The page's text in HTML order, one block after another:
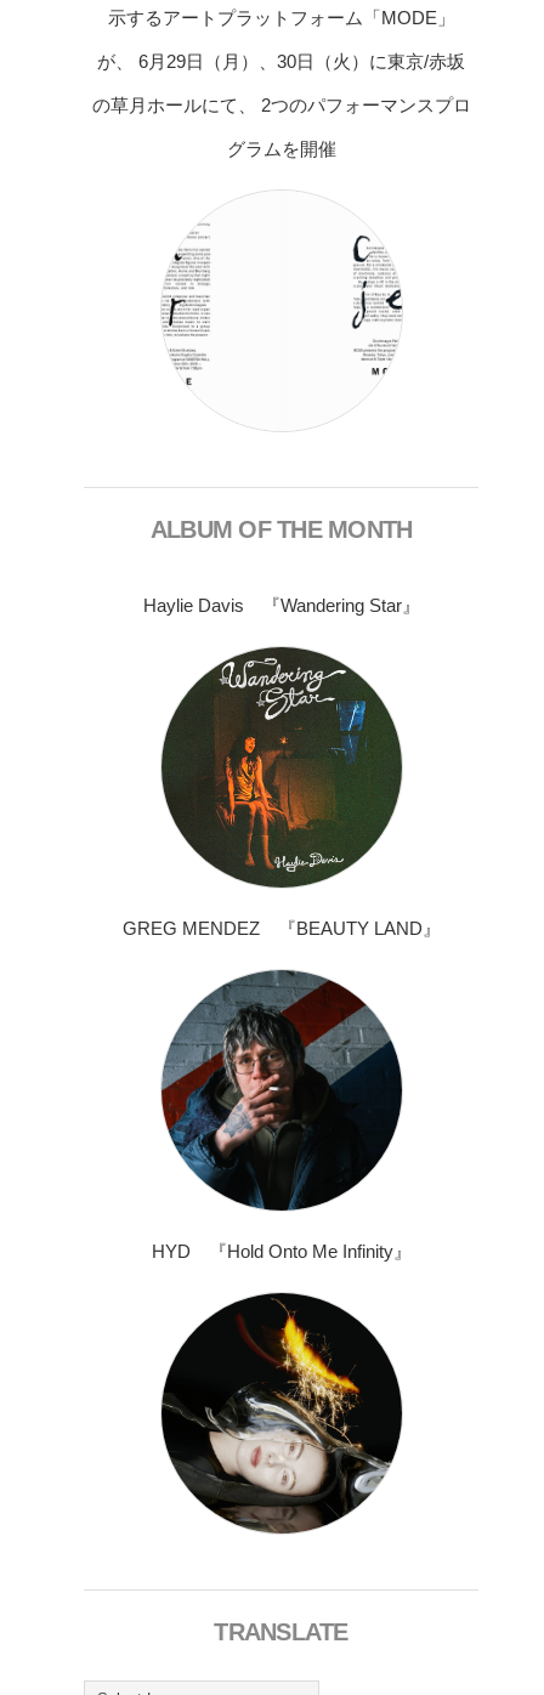
示するアートプラットフォーム「MODE」
が、 6月29日（月）、30日（火）に東京/赤坂
の草月ホールにて、 2つのパフォーマンスプロ
グラムを開催
ALBUM OF THE MONTH
Haylie Davis 『Wandering Star』
GREG MENDEZ 『BEAUTY LAND』
HYD 『Hold Onto Me Infinity』
TRANSLATE